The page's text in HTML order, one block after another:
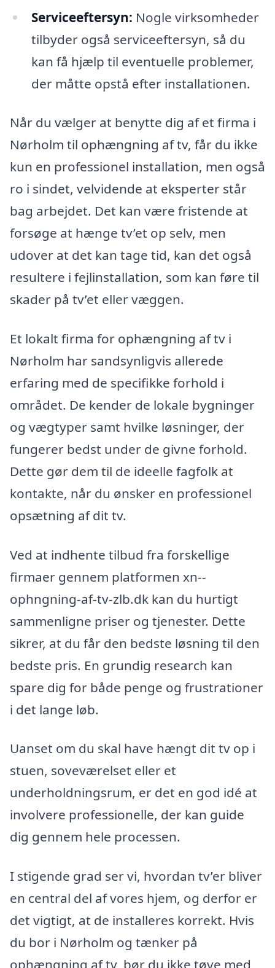
Serviceeftersyn: Nogle virksomheder
tilbyder også serviceeftersyn, så du
kan få hjælp til eventuelle problemer,
der måtte opstå efter installationen.
Når du vælger at benytte dig af et firma i
Nørholm til ophængning af tv, får du ikke
kun en professionel installation, men også
ro i sindet, velvidende at eksperter står
bag arbejdet. Det kan være fristende at
forsøge at hænge tv’et op selv, men
udover at det kan tage tid, kan det også
resultere i fejlinstallation, som kan føre til
skader på tv’et eller væggen.
Et lokalt firma for ophængning af tv i
Nørholm har sandsynligvis allerede
erfaring med de specifikke forhold i
området. De kender de lokale bygninger
og vægtyper samt hvilke løsninger, der
fungerer bedst under de givne forhold.
Dette gør dem til de ideelle fagfolk at
kontakte, når du ønsker en professionel
opsætning af dit tv.
Ved at indhente tilbud fra forskellige
firmaer gennem platformen xn--
ophngning-af-tv-zlb.dk kan du hurtigt
sammenligne priser og tjenester. Dette
sikrer, at du får den bedste løsning til den
bedste pris. En grundig research kan
spare dig for både penge og frustrationer
i det lange løb.
Uanset om du skal have hængt dit tv op i
stuen, soveværelset eller et
underholdningsrum, er det en god idé at
involvere professionelle, der kan guide
dig gennem hele processen.
I stigende grad ser vi, hvordan tv’er bliver
en central del af vores hjem, og derfor er
det vigtigt, at de installeres korrekt. Hvis
du bor i Nørholm og tænker på
ophængning af tv, bør du ikke tøve med